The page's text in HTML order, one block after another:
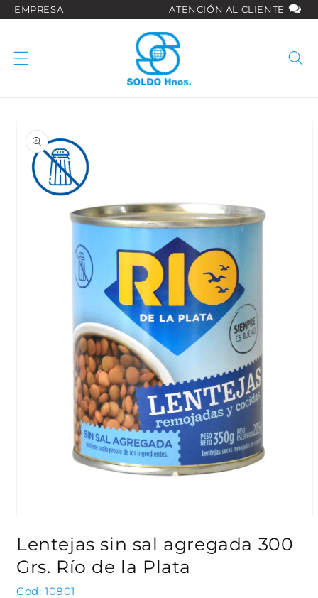
directamente
EMPRESA ATENCIÓN AL CLIENTE
información
del producto
multimedia
1
en
una
modal
Lentejas sin sal agregada 300
Grs. Río de la Plata
SKU:
10801